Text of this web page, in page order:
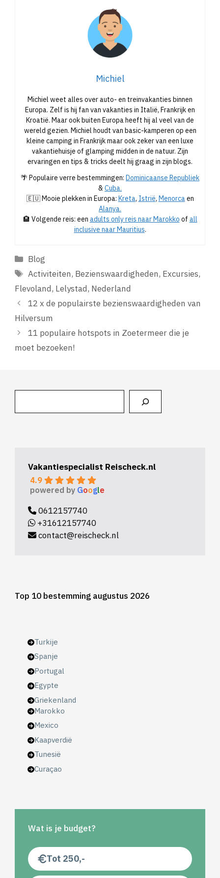
Michiel
Michiel weet alles over auto- en treinvakanties binnen
Europa. Zelf is hij fan van vakanties in Italië, Frankrijk en
Kroatië. Maar ook buiten Europa heeft hij al veel van de
wereld gezien. Michiel houdt van basic-kamperen op een
kleine camping in Frankrijk maar ook zeker van een luxe
vakantiehuisje of glamping midden in de natuur. Zijn
ervaringen en tips & tricks deelt hij graag in zijn blogs.
🌴 Populaire verre bestemmingen: Dominicaanse Republiek
& Cuba.
🇪🇺 Mooie plekken in Europa: Kreta, Istrië, Menorcaen
Alanya.
🏨 Volgende reis: een adults only reis naar Marokko of all
inclusive naar Mauritius.
Categorieën
Blog
Tags
Activiteiten, Bezienswaardigheden, Excursies,
Flevoland, Lelystad, Nederland
12 x de populairste bezienswaardigheden van
Hilversum
11 populaire hotspots in Zoetermeer die je
moet bezoeken!
Vakantiespecialist Reischeck.nl
4.9
powered by Google
0612157740
+31612157740
contact@reischeck.nl
Top 10 bestemming augustus 2026
Turkije
Spanje
Portugal
Egypte
Griekenland
Marokko
Mexico
Kaapverdië
Tunesië
Curaçao
Wat is je budget?
Tot 250,-